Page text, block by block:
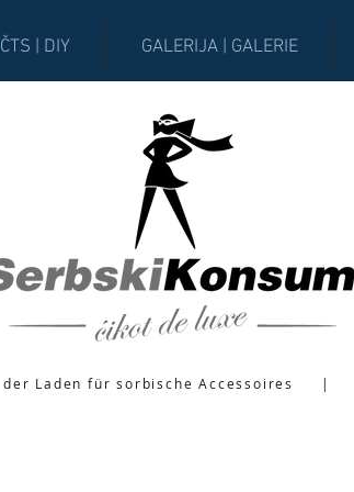
ČTS | DIY GALERIJA | GALERIE
der Laden für sorbische Accessoires |